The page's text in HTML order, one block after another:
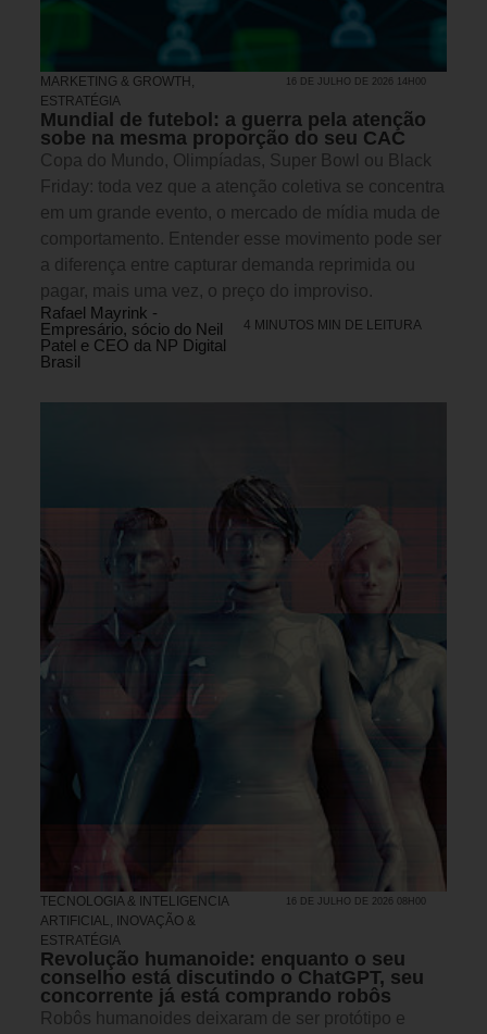
MARKETING & GROWTH ,
ESTRATÉGIA
16 DE JULHO DE 2026 14H00
Mundial de futebol: a guerra pela atenção
sobe na mesma proporção do seu CAC
Copa do Mundo, Olimpíadas, Super Bowl ou Black
Friday: toda vez que a atenção coletiva se concentra
em um grande evento, o mercado de mídia muda de
comportamento. Entender esse movimento pode ser
a diferença entre capturar demanda reprimida ou
pagar, mais uma vez, o preço do improviso.
Rafael Mayrink -
Empresário, sócio do Neil
Patel e CEO da NP Digital
Brasil
4 MINUTOS MIN DE LEITURA
TECNOLOGIA & INTELIGENCIA
ARTIFICIAL,
INOVAÇÃO &
ESTRATÉGIA
16 DE JULHO DE 2026 08H00
Revolução humanoide: enquanto o seu
conselho está discutindo o ChatGPT, seu
concorrente já está comprando robôs
Robôs humanoides deixaram de ser protótipo e